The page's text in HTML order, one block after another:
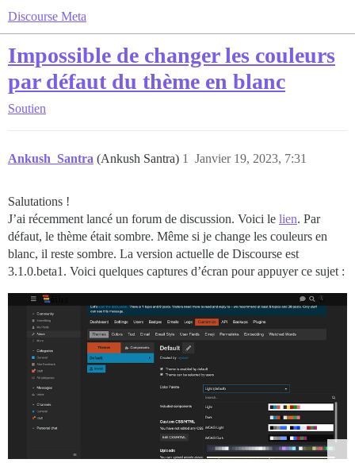
Discourse Meta
Impossible de changer les couleurs
par défaut du thème en blanc
Soutien
Ankush_Santra (Ankush Santra) Janvier 19, 2023, 7:31
1
Salutations !
J’ai récemment lancé un forum de discussion. Voici le lien. Par
défaut, le thème était sombre. Même si je change les couleurs en
blanc, il reste sombre. La version actuelle de Discourse est
3.1.0.beta1. Voici quelques captures d’écran pour appuyer ce sujet :